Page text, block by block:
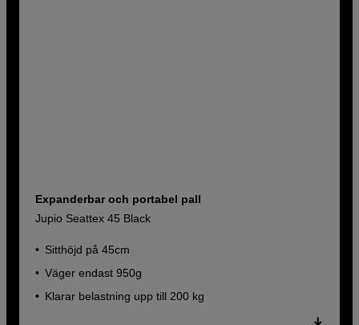
Expanderbar och portabel pall
Jupio Seattex 45 Black
Sitthöjd på 45cm
Väger endast 950g
Klarar belastning upp till 200 kg